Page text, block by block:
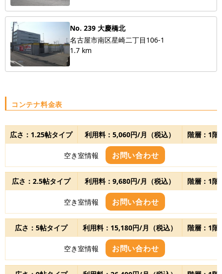
No. 239 大慶橋北
名古屋市南区星崎二丁目106-1
1.7 km
コンテナ料金表
広さ：1.25帖タイプ 利用料：5,060円/月（税込） 階層：1階
空き室情報 お問い合わせ
広さ：2.5帖タイプ 利用料：9,680円/月（税込） 階層：1階
空き室情報 お問い合わせ
広さ：5帖タイプ 利用料：15,180円/月（税込） 階層：1階
空き室情報 お問い合わせ